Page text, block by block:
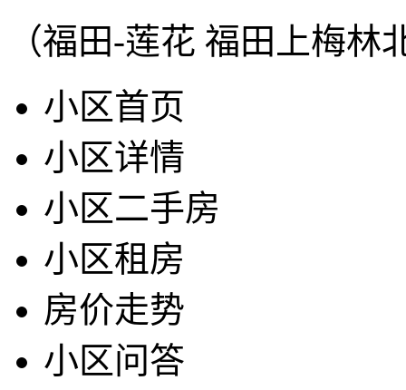
（福田-莲花 福田上梅
小区首页
小区详情
小区二手房
小区租房
房价走势
小区问答